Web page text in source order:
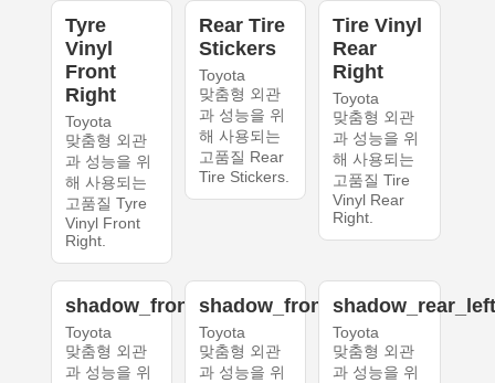
Tyre
Vinyl
Front
Right
Toyota
맞춤형 외관
과 성능을 위
해 사용되는
고품질 Tyre
Vinyl Front
Right.
Rear Tire
Stickers
Toyota
맞춤형 외관
과 성능을 위
해 사용되는
고품질 Rear
Tire Stickers.
Tire Vinyl
Rear
Right
Toyota
맞춤형 외관
과 성능을 위
해 사용되는
고품질 Tire
Vinyl Rear
Right.
shadow_front_left
Toyota
맞춤형 외관
과 성능을 위
shadow_front_right
Toyota
맞춤형 외관
과 성능을 위
Toyota
맞춤형 외관
과 성능을 위